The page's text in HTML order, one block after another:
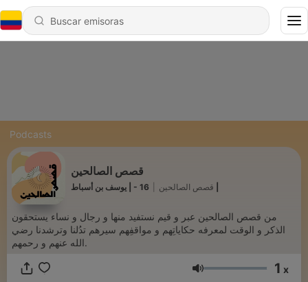
Podcasts
قصص الصالحين
قصص الصالحين
من قصص الصالحين عبر و قيم نستفيد منها و رجال و نساء يستحقون
الذكر و الوقت لمعرفه حكاياتِهم و مواقفِهم سيرهم تدُلنا وترشدنا رضي
الله عنهم و رحمهم.
Volumen 1 x